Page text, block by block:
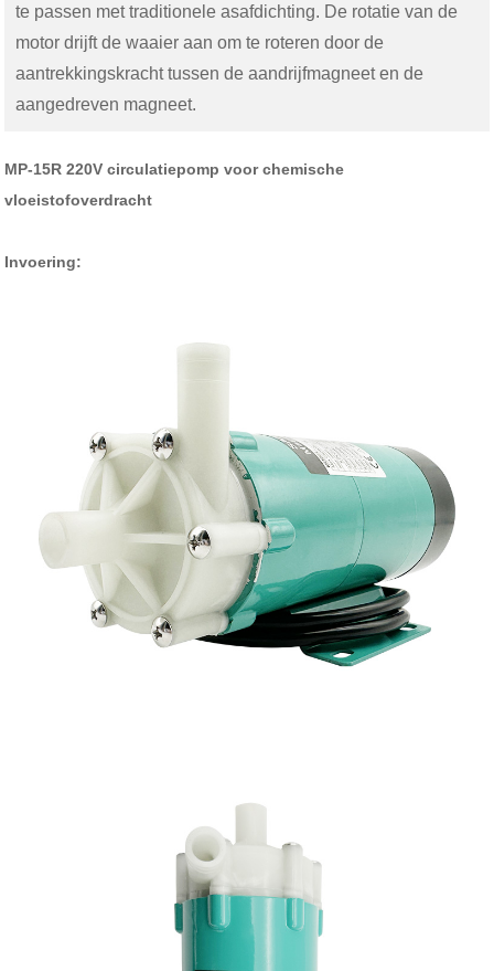
te passen met traditionele asafdichting. De rotatie van de
motor drijft de waaier aan om te roteren door de
aantrekkingskracht tussen de aandrijfmagneet en de
aangedreven magneet.
MP-15R 220V circulatiepomp voor chemische
vloeistofoverdracht
Invoering: